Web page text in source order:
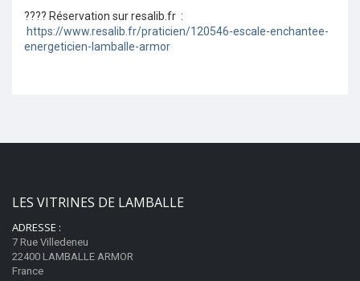
???? Réservation sur resalib.fr :
https://www.resalib.fr/praticien/120546-escale-enchantee-
energeticien-lamballe-armor
LES VITRINES DE LAMBALLE
ADRESSE :
7 Rue Villedeneu
22400 LAMBALLE ARMOR
France